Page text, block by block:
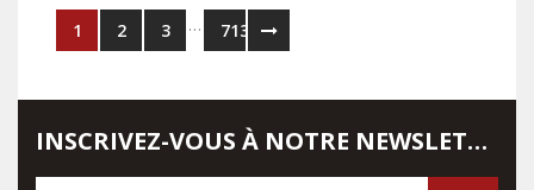
1
2 3 … 713
INSCRIVEZ-VOUS À NOTRE NEWSLETTER